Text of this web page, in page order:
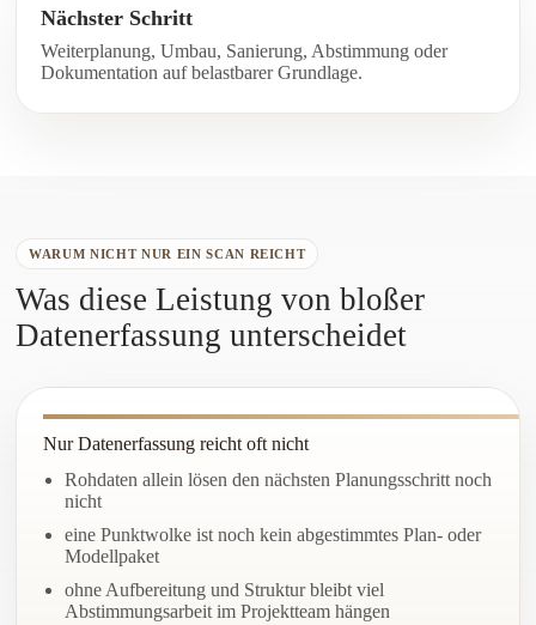
Nächster Schritt
Weiterplanung, Umbau, Sanierung, Abstimmung oder
Dokumentation auf belastbarer Grundlage.
WARUM NICHT NUR EIN SCAN REICHT
Was diese Leistung von bloßer
Datenerfassung unterscheidet
Nur Datenerfassung reicht oft nicht
Rohdaten allein lösen den nächsten Planungsschritt noch
nicht
eine Punktwolke ist noch kein abgestimmtes Plan- oder
Modellpaket
ohne Aufbereitung und Struktur bleibt viel
Abstimmungsarbeit im Projektteam hängen